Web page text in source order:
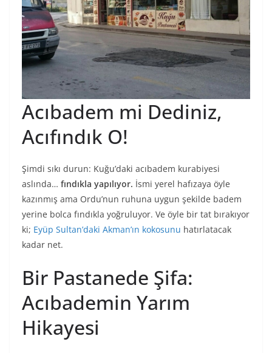
Acıbadem mi Dediniz,
Acıfındık O!
Şimdi sıkı durun: Kuğu’daki acıbadem kurabiyesi
aslında… fındıkla yapılıyor. İsmi yerel hafızaya öyle
kazınmış ama Ordu’nun ruhuna uygun şekilde badem
yerine bolca fındıkla yoğruluyor. Ve öyle bir tat bırakıyor
ki; Eyüp Sultan’daki Akman’ın kokosunu hatırlatacak
kadar net.
Bir Pastanede Şifa:
Acıbademin Yarım
Hikayesi